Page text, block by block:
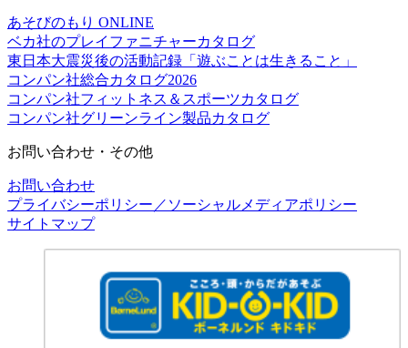
あそびのもり ONLINE
ベカ社のプレイファニチャーカタログ
東日本大震災後の活動記録「遊ぶことは生きること」
コンパン社総合カタログ2026
コンパン社フィットネス＆スポーツカタログ
コンパン社グリーンライン製品カタログ
お問い合わせ・その他
お問い合わせ
プライバシーポリシー／ソーシャルメディアポリシー
サイトマップ